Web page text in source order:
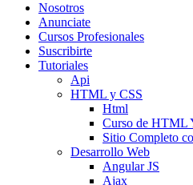
Nosotros
Anunciate
Cursos Profesionales
Suscribirte
Tutoriales
Api
HTML y CSS
Html
Curso de HTML
Sitio Completo
Desarrollo Web
Angular JS
Ajax